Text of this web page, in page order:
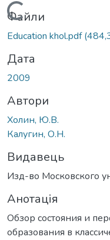
Вантажиться...
Файли
Education khol.pdf
Дата
2009
Автори
Холин, Ю.В.
Калугин, О.Н.
Видавець
Изд-во Московского
Анотація
Обзор состояния и
образования в